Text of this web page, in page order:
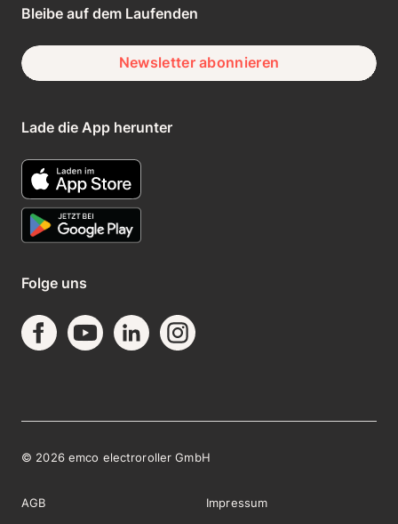
Bleibe auf dem Laufenden
Newsletter abonnieren
Lade die App herunter
Folge uns
© 2026 emco electroroller GmbH
AGB Impressum